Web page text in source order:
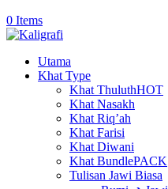
0 Items
Utama
Khat Type
Khat ThuluthHOT
Khat Nasakh
Khat Riq’ah
Khat Farisi
Khat Diwani
Khat BundlePACK
Tulisan Jawi Biasa